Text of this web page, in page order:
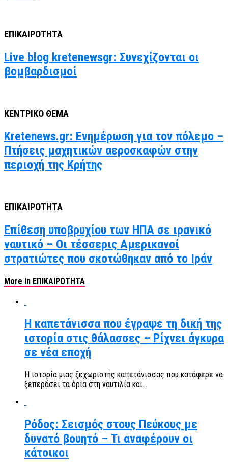
ΕΠΙΚΑΙΡΟΤΗΤΑ
Live blog kretenewsgr: Συνεχίζονται οι
βομβαρδισμοί
ΚΕΝΤΡΙΚΟ ΘΕΜΑ
Kretenews.gr: Ενημέρωση για τον πόλεμο –
Πτήσεις μαχητικών αεροσκαφών στην
περιοχή της Κρήτης
ΕΠΙΚΑΙΡΟΤΗΤΑ
Επίθεση υποβρυχίου των ΗΠΑ σε ιρανικό
ναυτικό – Οι τέσσερις Αμερικανοί
στρατιώτες που σκοτώθηκαν από το Ιράν
More in ΕΠΙΚΑΙΡΟΤΗΤΑ
Η καπετάνισσα που έγραψε τη δική της
ιστορία στις θάλασσες – Ρίχνει άγκυρα
σε νέα εποχή
Η ιστορία μιας ξεχωριστής καπετάνισσας που κατάφερε να
ξεπεράσει τα όρια στη ναυτιλία και...
Ρόδος: Σεισμός στους Πεύκους με
δυνατό βουητό – Τι αναφέρουν οι
κάτοικοι